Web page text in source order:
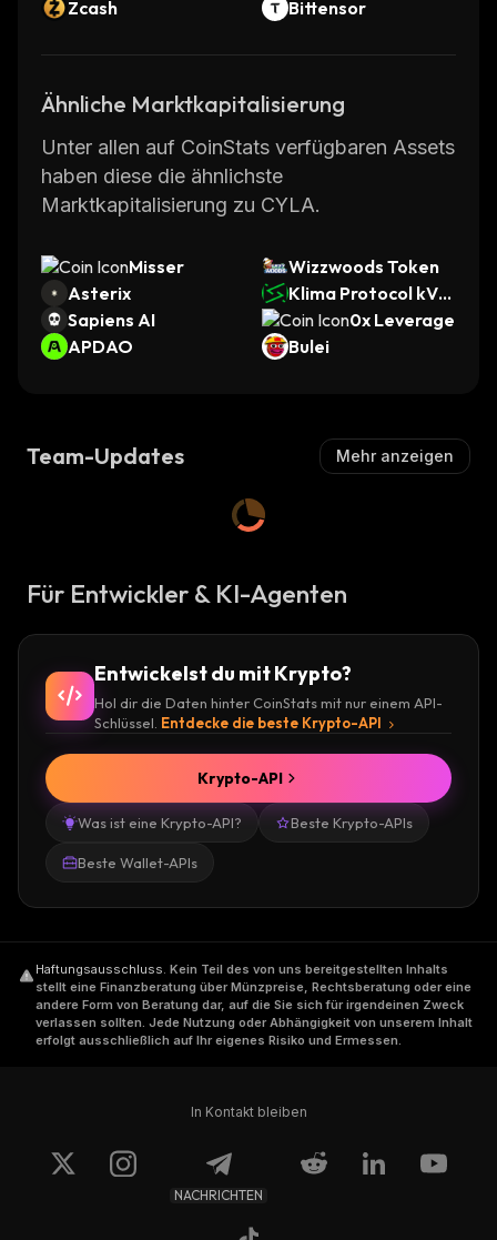
Zcash Bittensor
Ähnliche Marktkapitalisierung
Unter allen auf CoinStats verfügbaren Assets
haben diese die ähnlichste
Marktkapitalisierung zu CYLA.
Misser
Wizzwoods Token
Asterix
Klima Protocol kVC
M
Sapiens AI
0x Leverage
APDAO
Bulei
Team-Updates Mehr anzeigen
Für Entwickler & KI-Agenten
Entwickelst du mit Krypto?
Hol dir die Daten hinter CoinStats mit nur einem API-
Schlüssel. Entdecke die beste Krypto-API
Was ist eine Krypto-API? Beste Krypto-APIs
Beste Wallet-APIs
Krypto-API
Haftungsausschluss. Kein Teil des von uns bereitgestellten Inhalts
stellt eine Finanzberatung über Münzpreise, Rechtsberatung oder eine
andere Form von Beratung dar, auf die Sie sich für irgendeinen Zweck
verlassen sollten. Jede Nutzung oder Abhängigkeit von unserem Inhalt
erfolgt ausschließlich auf Ihr eigenes Risiko und Ermessen.
In Kontakt bleiben
NACHRICHTEN